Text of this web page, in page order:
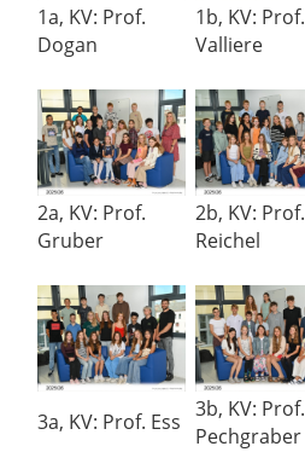
1a, KV: Prof.
Dogan
1b, KV: Prof.
Valliere
2a, KV: Prof.
Gruber
2b, KV: Prof.
Reichel
3a, KV: Prof. Ess 3b, KV: Prof.
Pechgraber